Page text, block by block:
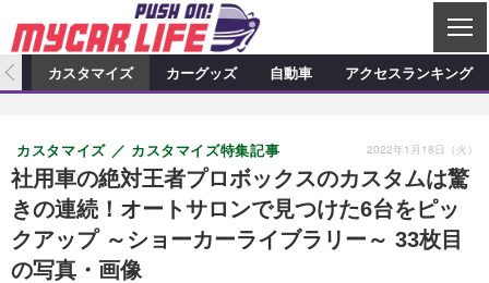
C
L
S
カーオーディオ
プロショップ検索
カーオーディオニュース デモカー製作記
その他
カスタマイズ特集記事 カスタマイズ新製品情報
カスタマイズニュース
カーグッズ
カーグッズ特集記事 カーグッズ新製品情報
カーグッズニュース
自動車
ニュース
アクセスランキング
カスタマイズ カーグッズ 自動車 アクセスランキング
社用車の絶対王者プロボックスのカスタムは驚
きの連続！オートサロンで見つけた6台をピッ
クアップ ～ショーカーライブラリー～ 33枚目
の写真・画像
カスタマイズ カスタマイズ特集記事 2022年1月18日（火）